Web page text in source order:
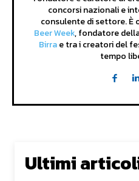
concorsi nazionali e
consulente di settore. È
Beer Week, fondatore
Birrae tra i creatori del
tempo
Ultimi